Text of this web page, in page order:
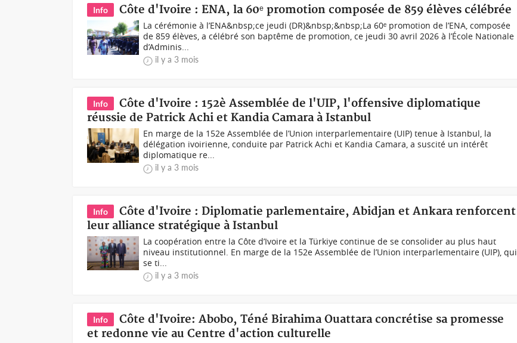
Info Côte d'Ivoire : ENA, la 60ᵉ promotion composée de 859 élèves célébrée
La cérémonie à l’ENA&nbsp;ce jeudi (DR)&nbsp;&nbsp;La 60ᵉ promotion de l’ENA, composée
de 859 élèves, a célébré son baptême de promotion, ce jeudi 30 avril 2026 à l’École Nationale
d’Adminis...
il y a 3 mois
Info
Côte d'Ivoire : 152è Assemblée de l'UIP, l'offensive diplomatique
réussie de Patrick Achi et Kandia Camara à Istanbul
En marge de la 152e Assemblée de l’Union interparlementaire (UIP) tenue à Istanbul, la
délégation ivoirienne, conduite par Patrick Achi et Kandia Camara, a suscité un intérêt
diplomatique re...
il y a 3 mois
Info
Côte d'Ivoire : Diplomatie parlementaire, Abidjan et Ankara renforcent
leur alliance stratégique à Istanbul
La coopération entre la Côte d’Ivoire et la Türkiye continue de se consolider au plus haut
niveau institutionnel. En marge de la 152e Assemblée de l’Union interparlementaire (UIP), qui
se ti...
il y a 3 mois
Info
Côte d'Ivoire: Abobo, Téné Birahima Ouattara concrétise sa promesse
et redonne vie au Centre d'action culturelle